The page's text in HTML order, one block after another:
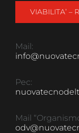
VIABILITA’ –
Mail:
Pec:
Mail